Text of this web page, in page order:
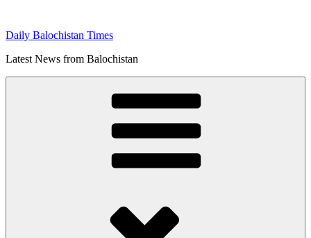
content
Daily Balochistan Times
Latest News from Balochistan